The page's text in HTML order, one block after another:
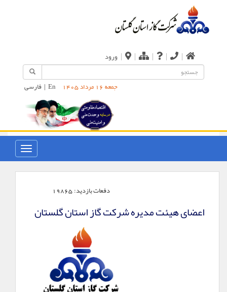
|
|
|
|
| ورود
جمعه 16 مرداد 1405 En
| فارسی
دفعات بازدید: 19865
اعضای هیئت مدیره شرکت گاز استان گلستان